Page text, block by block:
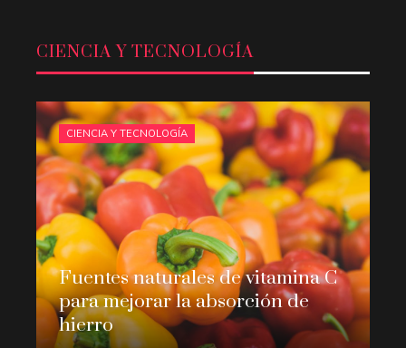
CIENCIA Y TECNOLOGÍA
CIENCIA Y TECNOLOGÍA
Fuentes naturales de vitamina C
para mejorar la absorción de
hierro